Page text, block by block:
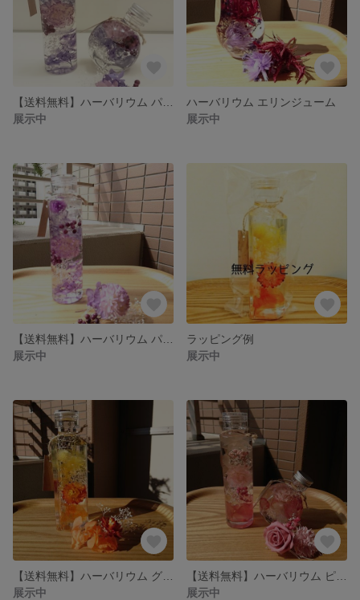
展示中
ハーバリウム エリンジューム
展示中
展示中
ラッピング例
展示中
展示中
展示中